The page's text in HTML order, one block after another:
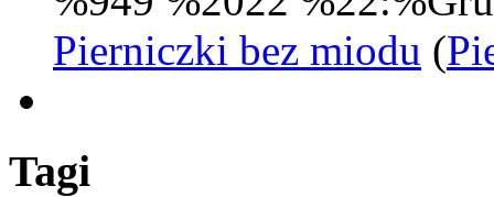
Pierniczki bez miodu (
Tagi